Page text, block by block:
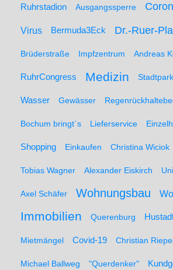
Ruhrstadion Ausgangssperre
Virus Bermuda3Eck Dr.-Ruer-
Brüderstraße Impfzentrum Andreas
RuhrCongress Medizin
Wasser Gewässer
Bochum bringt´s Lieferservice
Shopping Einkaufen Christina Wiciok
Tobias Wagner Alexander Eiskirch
Axel Schäfer Wohnungsbau
Immobilien Querenburg
Mietmängel Covid-19 Christian
Michael Ballweg "Querdenker"